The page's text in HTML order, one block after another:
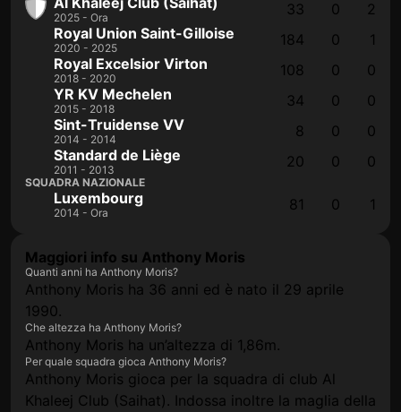
2025 - Ora 33 0
2
Royal Union Saint-Gilloise
2020 - 2025 184 0
1
Royal Excelsior Virton
2018 - 2020 108 0
0
YR KV Mechelen
2015 - 2018 34 0
0
Sint-Truidense VV
2014 - 2014 8 0
0
Standard de Liège
2011 - 2013 20 0 0
SQUADRA NAZIONALE
Luxembourg
2014 - Ora 81 0 1
Maggiori info su Anthony Moris
Quanti anni ha Anthony Moris?
Anthony Moris ha 36 anni ed è nato il 29 aprile
1990.
Che altezza ha Anthony Moris?
Anthony Moris ha un’altezza di 1,86m.
Per quale squadra gioca Anthony Moris?
Anthony Moris gioca per la squadra di club Al
Khaleej Club (Saihat). Indossa inoltre la maglia della